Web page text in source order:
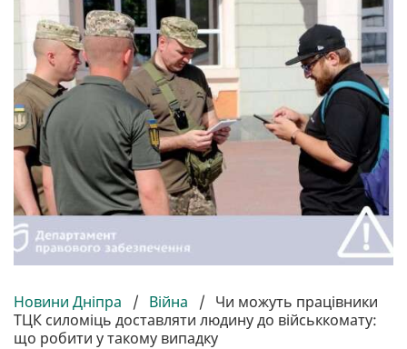
Новини Дніпра / Війна / Чи можуть працівники
ТЦК силоміць доставляти людину до військкомату:
що робити у такому випадку